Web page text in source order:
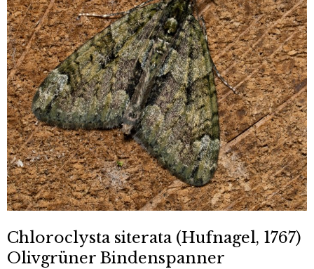
Chloroclysta siterata (Hufnagel, 1767)
Olivgrüner Bindenspanner